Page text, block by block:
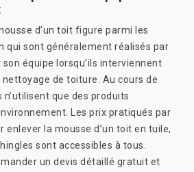
d’un toit figure parmi les
qui sont généralement réalisés par
équipe lorsqu’ils interviennent
nettoyage de toiture. Au cours de
que des produits
Les prix pratiqués par
enlever la mousse d’un toit en tuile,
sont accessibles à tous.
un devis détaillé gratuit et